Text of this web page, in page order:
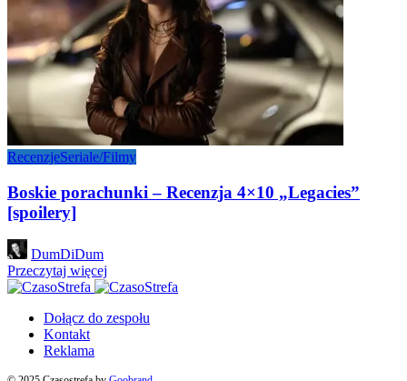
RecenzjeSeriale/Filmy
Boskie porachunki – Recenzja 4×10 „Legacies”
[spoilery]
Posted
by
DumDiDum
Przeczytaj więcej
Dołącz do zespołu
Kontakt
Reklama